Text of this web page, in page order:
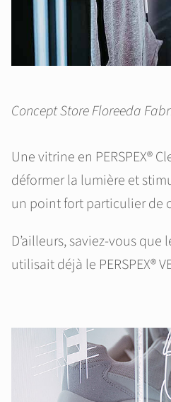
Concept Store Floreeda
Une vitrine en PERSPEX®
déformer la lumière et
un point fort particulier de
D’ailleurs, saviez-vous
utilisait déjà le PERSPEX®